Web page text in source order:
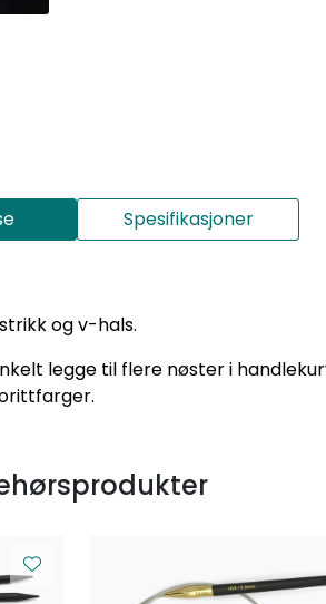
Spesifikasjoner
og v-hals.
legge til flere nøster i